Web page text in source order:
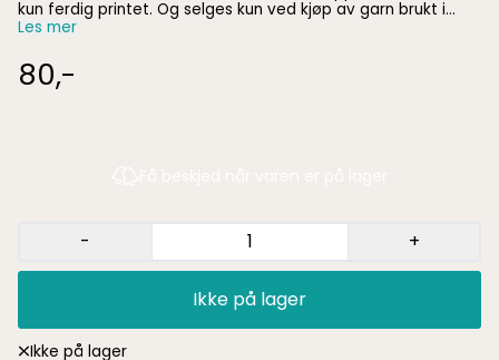
kun ferdig printet. Og selges kun ved kjøp av garn brukt i
oppskriften.
Les mer
80,-
- +
Ikke på lager
Ikke på lager